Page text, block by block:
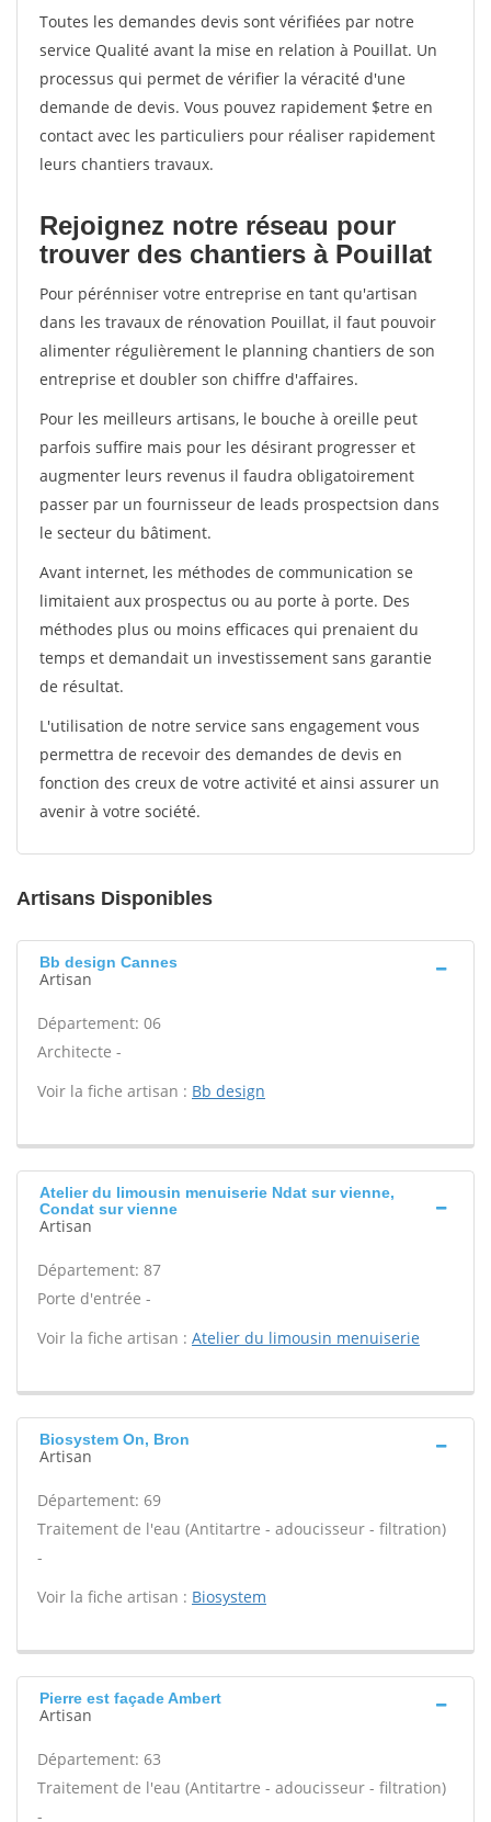
Toutes les demandes devis sont vérifiées par notre
service Qualité avant la mise en relation à Pouillat. Un
processus qui permet de vérifier la véracité d'une
demande de devis. Vous pouvez rapidement $etre en
contact avec les particuliers pour réaliser rapidement
leurs chantiers travaux.
Rejoignez notre réseau pour
trouver des chantiers à Pouillat
Pour pérénniser votre entreprise en tant qu'artisan
dans les travaux de rénovation Pouillat, il faut pouvoir
alimenter régulièrement le planning chantiers de son
entreprise et doubler son chiffre d'affaires.
Pour les meilleurs artisans, le bouche à oreille peut
parfois suffire mais pour les désirant progresser et
augmenter leurs revenus il faudra obligatoirement
passer par un fournisseur de leads prospectsion dans
le secteur du bâtiment.
Avant internet, les méthodes de communication se
limitaient aux prospectus ou au porte à porte. Des
méthodes plus ou moins efficaces qui prenaient du
temps et demandait un investissement sans garantie
de résultat.
L'utilisation de notre service sans engagement vous
permettra de recevoir des demandes de devis en
fonction des creux de votre activité et ainsi assurer un
avenir à votre société.
Artisans Disponibles
Bb design Cannes
Artisan
Département: 06
Architecte -
Voir la fiche artisan : Bb design
Atelier du limousin menuiserie Ndat sur vienne,
Condat sur vienne
Artisan
Département: 87
Porte d'entrée -
Voir la fiche artisan : Atelier du limousin menuiserie
Biosystem On, Bron
Artisan
Département: 69
Traitement de l'eau (Antitartre - adoucisseur - filtration)
-
Voir la fiche artisan : Biosystem
Pierre est façade Ambert
Artisan
Département: 63
Traitement de l'eau (Antitartre - adoucisseur - filtration)
-